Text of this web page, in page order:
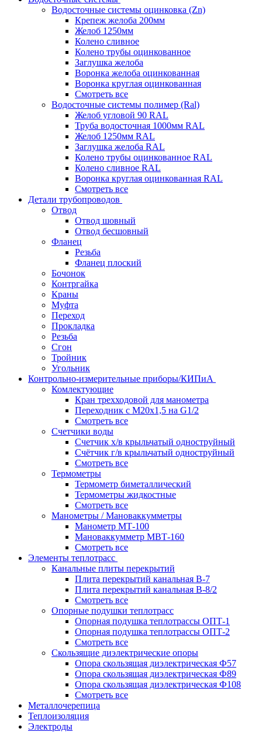
Водосточные системы оцинковка (Zn)
Крепеж желоба 200мм
Желоб 1250мм
Колено сливное
Колено трубы оцинкованное
Заглушка желоба
Воронка желоба оцинкованная
Воронка круглая оцинкованная
Смотреть все
Водосточные системы полимер (Ral)
Желоб угловой 90 RAL
Труба водосточная 1000мм RAL
Желоб 1250мм RAL
Заглушка желоба RAL
Колено трубы оцинкованное RAL
Колено сливное RAL
Воронка круглая оцинкованная RAL
Смотреть все
Детали трубопроводов
Отвод
Отвод шовный
Отвод бесшовный
Фланец
Резьба
Фланец плоский
Бочонок
Контргайка
Краны
Муфта
Переход
Прокладка
Резьба
Сгон
Тройник
Угольник
Контрольно-измерительные приборы/КИПиА
Комлектующие
Кран трехходовой для манометра
Переходник с М20х1,5 на G1/2
Смотреть все
Счетчики воды
Счетчик х/в крыльчатый одноструйный
Счётчик г/в крыльчатый одноструйный
Смотреть все
Термометры
Термометр биметаллический
Термометры жидкостные
Смотреть все
Манометры / Мановаккумметры
Манометр МТ-100
Мановаккумметр МВТ-160
Смотреть все
Элементы теплотрасс
Канальные плиты перекрытий
Плита перекрытий канальная В-7
Плита перекрытий канальная В-8/2
Смотреть все
Опорные подушки теплотрасс
Опорная подушка теплотрассы ОПТ-1
Опорная подушка теплотрассы ОПТ-2
Смотреть все
Скользящие диэлектрические опоры
Опора скользящая диэлектрическая Ф57
Опора скользящая диэлектрическая Ф89
Опора скользящая диэлектрическая Ф108
Смотреть все
Металлочерепица
Теплоизоляция
Электроды